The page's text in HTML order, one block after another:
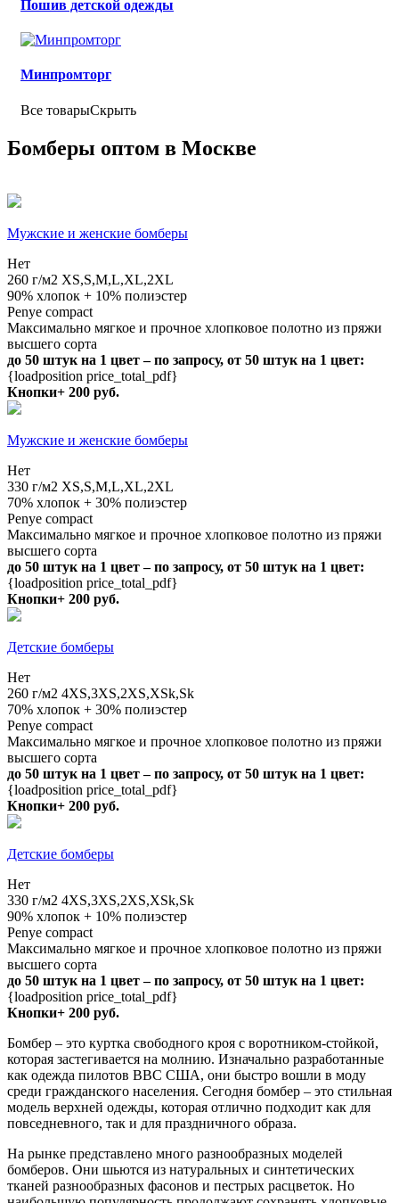
Пошив детской одежды
Минпромторг
Все товарыСкрыть
Бомберы оптом в Москве
Мужские и женские бомберы
Нет
260 г/м2 XS,S,M,L,XL,2XL
90% хлопок + 10% полиэстер
Penye compact
Максимально мягкое и прочное хлопковое полотно из пряжи
высшего сорта
до 50 штук на 1 цвет – по запросу, от 50 штук на 1 цвет:
{loadposition price_total_pdf}
Кнопки+ 200 руб.
Мужские и женские бомберы
Нет
330 г/м2 XS,S,M,L,XL,2XL
70% хлопок + 30% полиэстер
Penye compact
Максимально мягкое и прочное хлопковое полотно из пряжи
высшего сорта
до 50 штук на 1 цвет – по запросу, от 50 штук на 1 цвет:
{loadposition price_total_pdf}
Кнопки+ 200 руб.
Детские бомберы
Нет
260 г/м2 4XS,3XS,2XS,XSk,Sk
70% хлопок + 30% полиэстер
Penye compact
Максимально мягкое и прочное хлопковое полотно из пряжи
высшего сорта
до 50 штук на 1 цвет – по запросу, от 50 штук на 1 цвет:
{loadposition price_total_pdf}
Кнопки+ 200 руб.
Детские бомберы
Нет
330 г/м2 4XS,3XS,2XS,XSk,Sk
90% хлопок + 10% полиэстер
Penye compact
Максимально мягкое и прочное хлопковое полотно из пряжи
высшего сорта
до 50 штук на 1 цвет – по запросу, от 50 штук на 1 цвет:
{loadposition price_total_pdf}
Кнопки+ 200 руб.
Бомбер – это куртка свободного кроя с воротником-стойкой,
которая застегивается на молнию. Изначально разработанные
как одежда пилотов ВВС США, они быстро вошли в моду
среди гражданского населения. Сегодня бомбер – это стильная
модель верхней одежды, которая отлично подходит как для
повседневного, так и для праздничного образа.
На рынке представлено много разнообразных моделей
бомберов. Они шьются из натуральных и синтетических
тканей разнообразных фасонов и пестрых расцветок. Но